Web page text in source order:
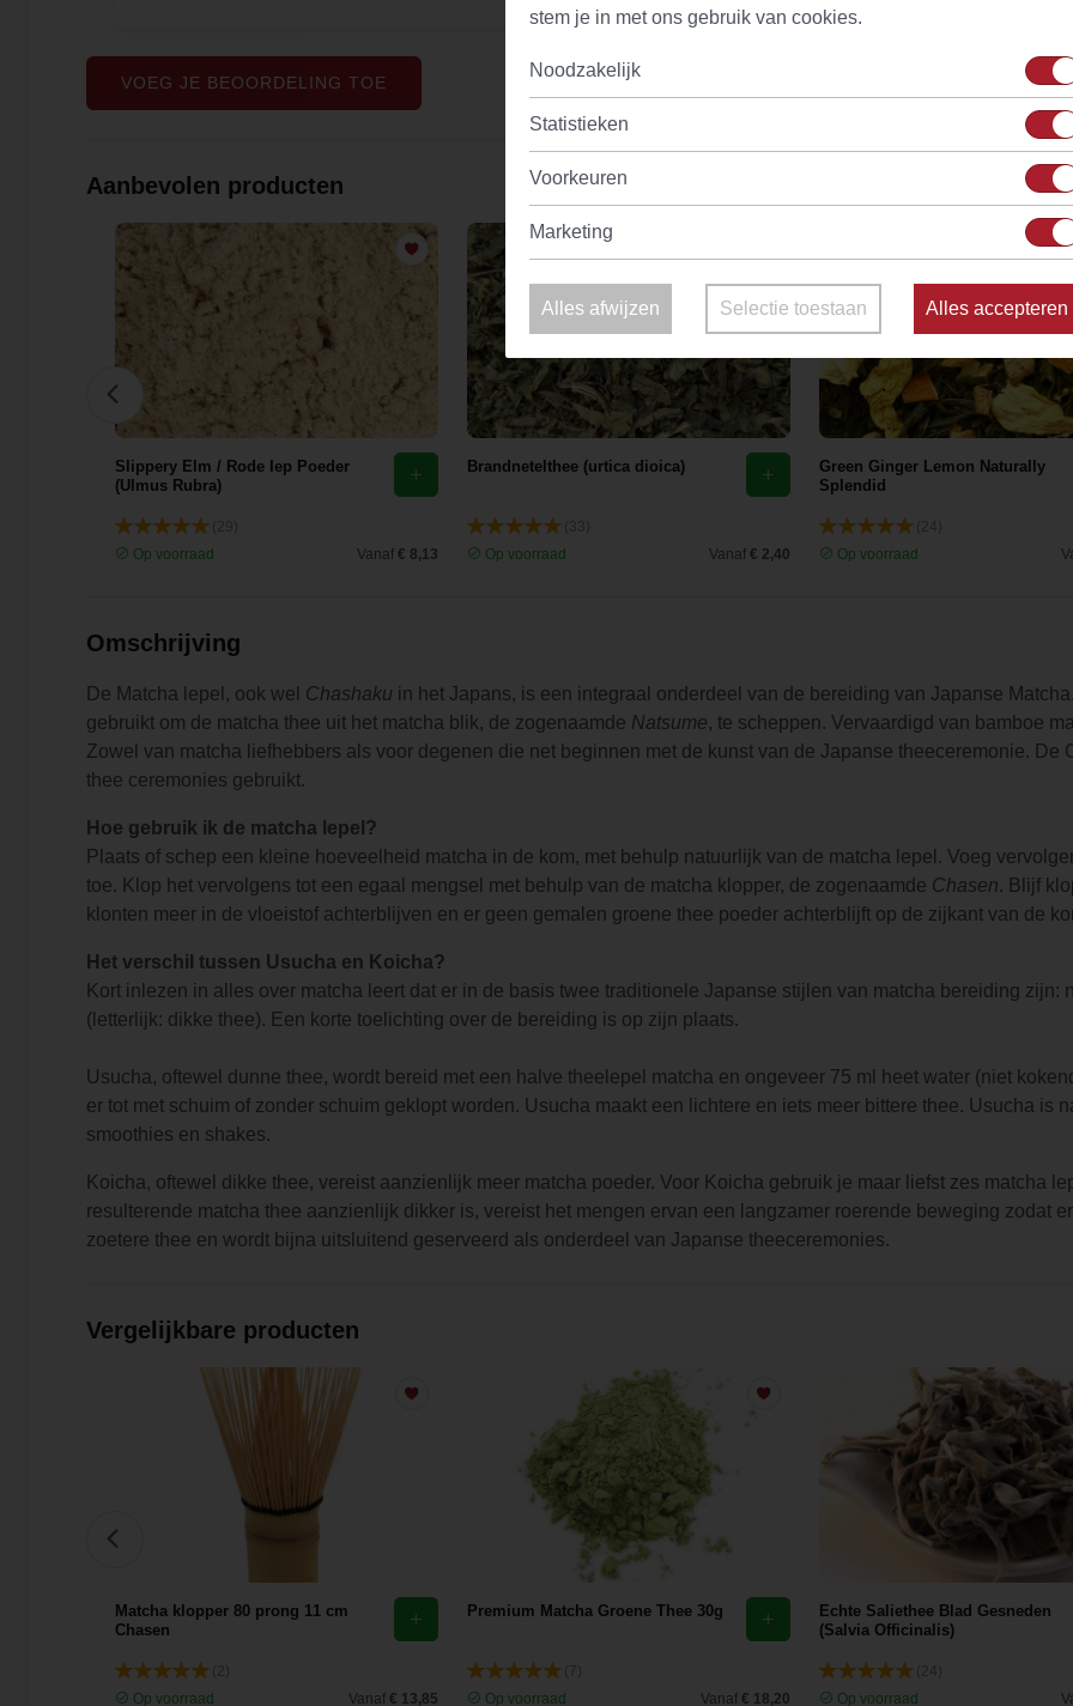
VOEG JE BEOORDELING TOE
Aanbevolen producten
Slippery Elm / Rode Iep Poeder
(Ulmus Rubra)
Op voorraad
Vanaf € 8,13
Brandnetelthee (urtica dioica)
Op voorraad
Vanaf € 2,40
Green Ginger Lemon Naturally
Splendid
Op voorraad
Omschrijving
De Matcha lepel, ook wel Chashaku in het Japans, is een integraal onderdeel van de bereiding van Japanse
gebruikt om de matcha thee uit het matcha blik, de zogenaamde Natsume, te scheppen. Vervaardigd van bamboe
Zowel van matcha liefhebbers als voor degenen die net beginnen met de kunst van de Japanse theeceremonie.
thee ceremonies gebruikt.
Hoe gebruik ik de matcha lepel?
Plaats of schep een kleine hoeveelheid matcha in de kom, met behulp natuurlijk van de matcha lepel. Voeg
toe. Klop het vervolgens tot een egaal mengsel met behulp van de matcha klopper, de zogenaamde Chasen. Blijf
klonten meer in de vloeistof achterblijven en er geen gemalen groene thee poeder achterblijft op de zijkant van de
Het verschil tussen Usucha en Koicha?
Kort inlezen in alles over matcha leert dat er in de basis twee traditionele Japanse stijlen van matcha bereiding
(letterlijk: dikke thee). Een korte toelichting over de bereiding is op zijn plaats.
Usucha, oftewel dunne thee, wordt bereid met een halve theelepel matcha en ongeveer 75 ml heet water (niet
er tot met schuim of zonder schuim geklopt worden. Usucha maakt een lichtere en iets meer bittere thee. Usucha is
smoothies en shakes.
Koicha, oftewel dikke thee, vereist aanzienlijk meer matcha poeder. Voor Koicha gebruik je maar liefst zes matcha
resulterende matcha thee aanzienlijk dikker is, vereist het mengen ervan een langzamer roerende beweging zodat
zoetere thee en wordt bijna uitsluitend geserveerd als onderdeel van Japanse theeceremonies.
Vergelijkbare producten
Matcha klopper 80 prong 11 cm
Chasen
Op voorraad
Vanaf € 13,85
Premium Matcha Groene Thee 30g
Op voorraad
Vanaf € 18,20
Echte Saliethee Blad Gesneden
(Salvia Officinalis)
Op voorraad
stem je in met ons gebruik van cookies.
Noodzakelijk
Statistieken
Voorkeuren
Marketing
Alles afwijzen Selectie toestaan Alles accepteren